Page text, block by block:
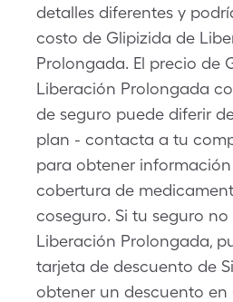
detalles diferentes y
costo de Glipizida de
Prolongada. El precio de
Liberación Prolongada
de seguro puede diferir
plan - contacta a tu
para obtener
cobertura de
coseguro. Si tu seguro
Liberación Prolongada,
tarjeta de descuento de
obtener un descuento en